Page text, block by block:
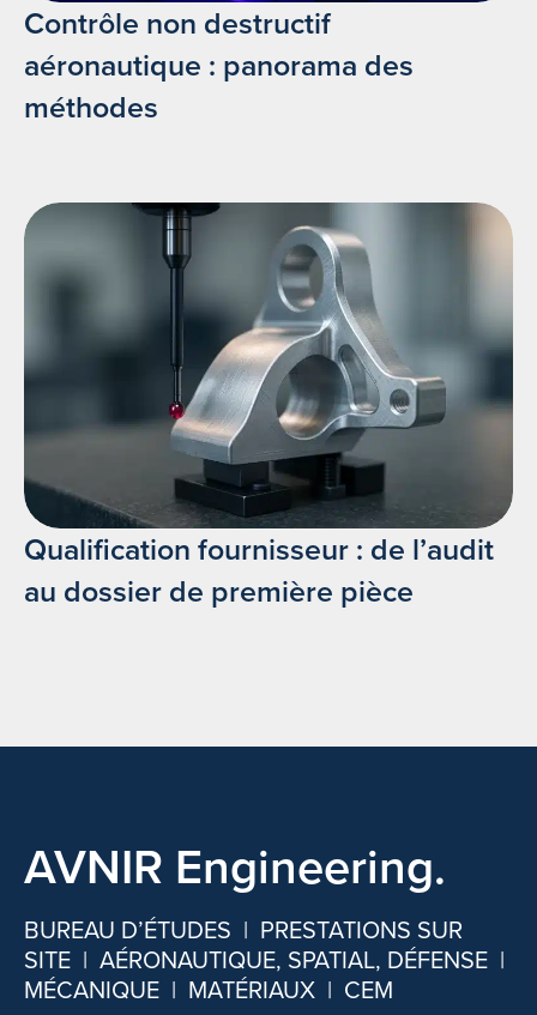
Contrôle non destructif
aéronautique : panorama des
méthodes
Qualification fournisseur : de l’audit
au dossier de première pièce
AVNIR Engineering.
BUREAU D’ÉTUDES | PRESTATIONS SUR
SITE | AÉRONAUTIQUE, SPATIAL, DÉFENSE |
MÉCANIQUE | MATÉRIAUX | CEM